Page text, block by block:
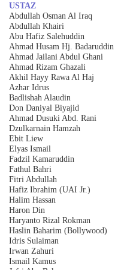
USTAZ
Abdullah Osman Al Iraq
Abdullah Khairi
Abu Hafiz Salehuddin
Ahmad Husam Hj. Badaruddin
Ahmad Jailani Abdul Ghani
Ahmad Rizam Ghazali
Akhil Hayy Rawa Al Haj
Azhar Idrus
Badlishah Alaudin
Don Daniyal Biyajid
Ahmad Dusuki Abd. Rani
Dzulkarnain Hamzah
Ebit Liew
Elyas Ismail
Fadzil Kamaruddin
Fathul Bahri
Fitri Abdullah
Hafiz Ibrahim (UAI Jr.)
Halim Hassan
Haron Din
Haryanto Rizal Rokman
Haslin Baharim (Bollywood)
Idris Sulaiman
Irwan Zahuri
Ismail Kamus